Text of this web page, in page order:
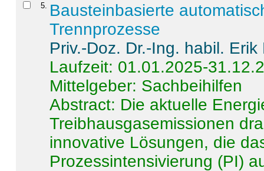
5
Bausteinbasierte
Trennprozesse
Priv.-Doz. Dr.-Ing. habil. Erik
Laufzeit: 01.01.2025-
Mittelgeber: Sachbeihilfen
Abstract: Die aktuelle
Treibhausgasemissionen
innovative Lösungen, die
Prozessintensivierung (PI)